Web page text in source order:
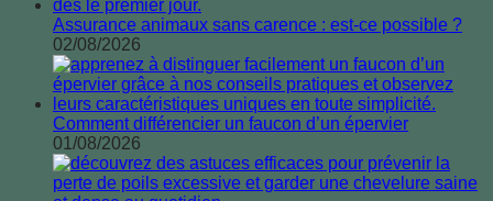
Assurance animaux sans carence : est-ce possible ?
02/08/2026
Comment différencier un faucon d’un épervier
01/08/2026